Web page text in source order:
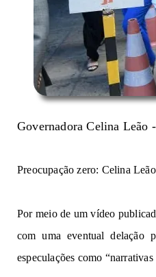
Governadora Celina Leão
Preocupação zero: Celina
Por meio de umvídeo
comuma eventual delação
especulações como